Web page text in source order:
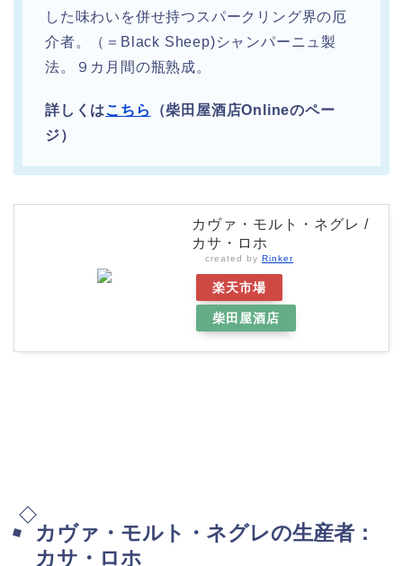
した味わいを併せ持つスパークリング界の厄
介者。（＝Black Sheep)シャンパーニュ製
法。９カ月間の瓶熟成。
詳しくはこちら
（柴田屋酒店Onlineのペー
ジ）
カヴァ・モルト・ネグレ /
カサ・ロホ
created by Rinker
楽天市場
柴田屋酒店
カヴァ・モルト・ネグレの生産者：
カサ・ロホ